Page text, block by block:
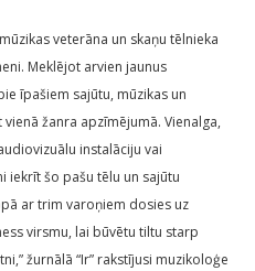
veterāna un skaņu tēlnieka
Meklējot arvien jaunus
īpašiem sajūtu, mūzikas un
žanra apzīmējumā. Vienalga,
instalāciju vai
iekrīt šo pašu tēlu un sajūtu
ar trim varoņiem dosies uz
virsmu, lai būvētu tiltu starp
žurnālā “Ir” rakstījusi muzikoloģe